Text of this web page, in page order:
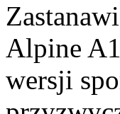
Alpine
wersji